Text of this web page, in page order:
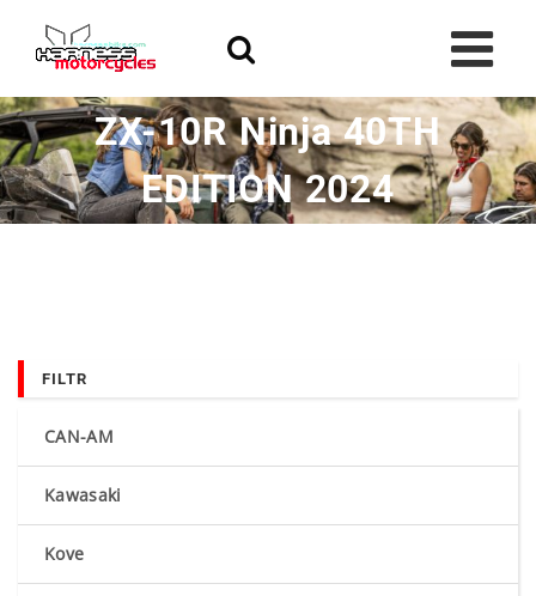
content
ZX-10R Ninja 40TH
EDITION 2024
FILTR
CAN-AM
Kawasaki
Kove